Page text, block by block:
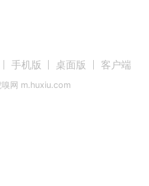
手机版 桌面版 客户端
嗅网 m.huxiu.com